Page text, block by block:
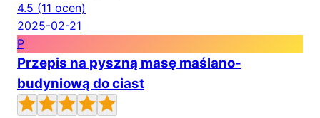
4.5 (11 ocen)
2025-02-21
P
Przepis na pyszną masę maślano-
budyniową do ciast